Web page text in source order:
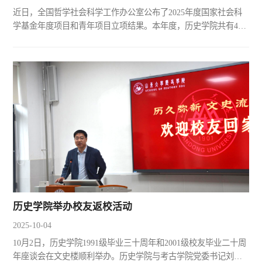
近日，全国哲学社会科学工作办公室公布了2025年度国家社会科
学基金年度项目和青年项目立项结果。本年度，历史学院共有4项
数据要素协同治理研究（25BTQ060）陈建一般信息资源管理与文
献学2周代东夷华夏化研究（25CZS004）张伟青年中国历史3国际
联盟与近代中国海港口岸卫生检疫的跨国史研究（1920—1942）
（2...
历史学院举办校友返校活动
2025-10-04
10月2日，历史学院1991级毕业三十周年和2001级校友毕业二十周
年座谈会在文史楼顺利举办。历史学院与考古学院党委书记刘